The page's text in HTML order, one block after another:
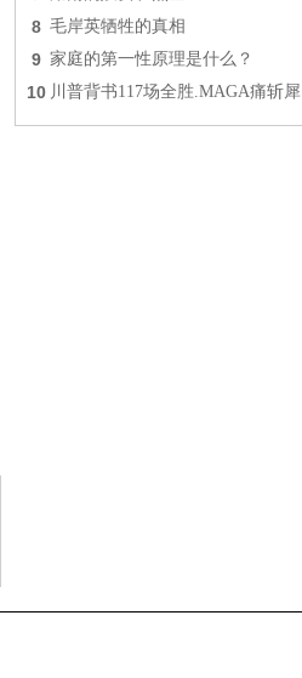
8 毛岸英牺牲的真相
9 家庭的第一性原理是什么？
10 川普背书117场全胜.MAGA痛斩犀